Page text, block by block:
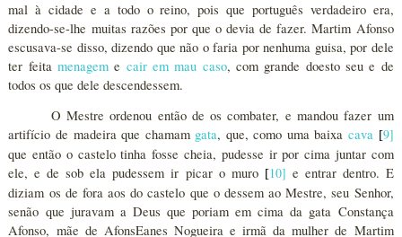
mal à cidade e a todo o reino, pois que português verdadeiro era,
dizendo-se-lhe muitas razões por que o devia de fazer. Martim Afonso
escusava-se disso, dizendo que não o faria por nenhuma guisa, por dele
ter feitamenagem e cair em mau caso, com grande doesto seu e de
todos os que dele descendessem.
O Mestre ordenou então de os combater, e mandou fazer um
artifício de madeira que chamam gata, que, como uma baixa cava [9]
que então o castelo tinha fosse cheia, pudesse ir por cima juntar com
ele, e de sob ela pudessem ir picar o muro [10] e entrar dentro. E
diziam os de fora aos do castelo que o dessem ao Mestre, seu Senhor,
senão que juravam a Deus que poriam em cima da gata Constança
Afonso, mãe de AfonsEanes Nogueira e irmã da mulher de Martim